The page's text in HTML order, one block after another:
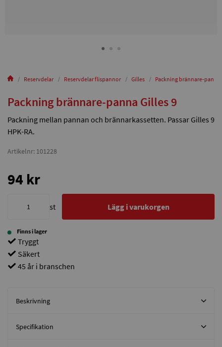
Reservdelar Reservdelar flispannor Gilles Packning brännare-panna
Packning brännare-panna Gilles 9
Packning mellan pannan och brännarkassetten. Passar Gilles 9
HPK-RA.
Artikelnr: 101228
94 kr
st Lägg i varukorgen
Finns i lager
Tryggt
Säkert
45 år i branschen
Beskrivning
Specifikation